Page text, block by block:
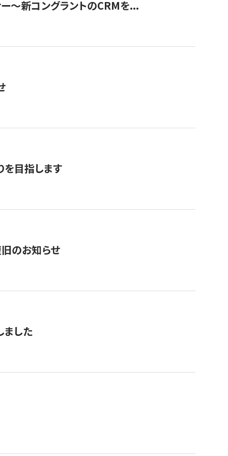
ー〜新コングラントのCRMを...
を目指します
のお知らせ
ました